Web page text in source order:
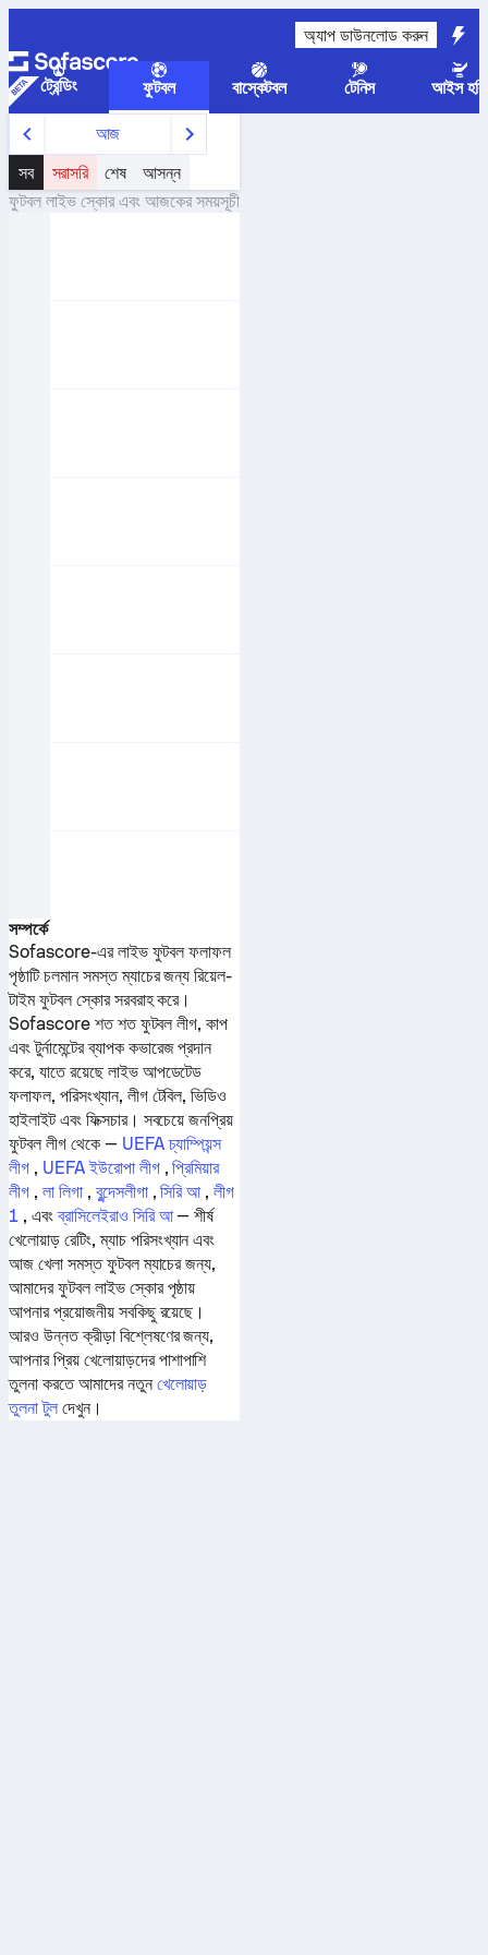
অ্যাপ ডাউনলোড করুন
ট্রেন্ডিং ফুটবল বাস্কেটবল টেনিস আইস হকি
আজ
সব
সরাসরি শেষ
আসন্ন
ফুটবল লাইভ স্কোর এবং আজকের সময়সূচী
সম্পর্কে
Sofascore-এর লাইভ ফুটবল ফলাফল
পৃষ্ঠাটি চলমান সমস্ত ম্যাচের জন্য রিয়েল-
টাইম ফুটবল স্কোর সরবরাহ করে।
Sofascore শত শত ফুটবল লীগ, কাপ
এবং টুর্নামেন্টের ব্যাপক কভারেজ প্রদান
করে, যাতে রয়েছে লাইভ আপডেটেড
ফলাফল, পরিসংখ্যান, লীগ টেবিল, ভিডিও
হাইলাইট এবং ফিক্সচার। সবচেয়ে জনপ্রিয়
ফুটবল লীগ থেকে — UEFA চ্যাম্পিয়ন্স
লীগ, UEFA ইউরোপা লীগ,প্রিমিয়ার
লীগ, লা লিগা, বুন্দেসলীগা,সিরি আ,লীগ
1, এবংব্রাসিলেইরাও সিরি আ— শীর্ষ
খেলোয়াড় রেটিং, ম্যাচ পরিসংখ্যান এবং
আজ খেলা সমস্ত ফুটবল ম্যাচের জন্য,
আমাদের ফুটবল লাইভ স্কোর পৃষ্ঠায়
আপনার প্রয়োজনীয় সবকিছু রয়েছে।
আরও উন্নত ক্রীড়া বিশ্লেষণের জন্য,
আপনার প্রিয় খেলোয়াড়দের পাশাপাশি
তুলনা করতে আমাদের নতুন খেলোয়াড়
তুলনা টুলদেখুন।